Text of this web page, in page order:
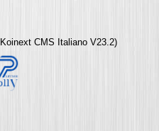
Koinext CMS Italiano V23.2)